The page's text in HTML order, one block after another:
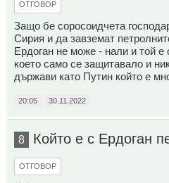
ОТГОВОР
Защо бе соросоидчета
Сирия и да завземат
Ердоган не може - нали и той
което само се защитавало и
държави като Путин който е
20:05 30.11.2022
8 Който е с Ердоган
ОТГОВОР